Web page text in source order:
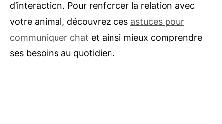
d’interaction. Pour renforcer la relation avec
votre animal, découvrez ces astuces pour
communiquer chat et ainsi mieux comprendre
ses besoins au quotidien.